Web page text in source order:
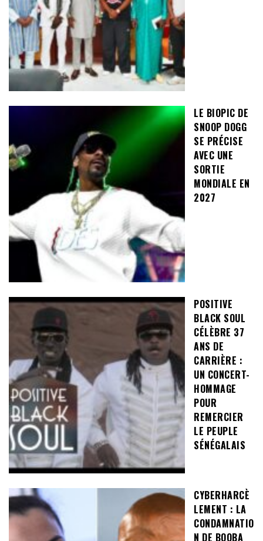
LE BIOPIC DE
SNOOP DOGG
SE PRÉCISE
AVEC UNE
SORTIE
MONDIALE EN
2027
POSITIVE
BLACK SOUL
CÉLÈBRE 37
ANS DE
CARRIÈRE :
UN CONCERT-
HOMMAGE
POUR
REMERCIER
LE PEUPLE
SÉNÉGALAIS
CYBERHARCÈ
LEMENT : LA
CONDAMNATIO
N DE BOOBA